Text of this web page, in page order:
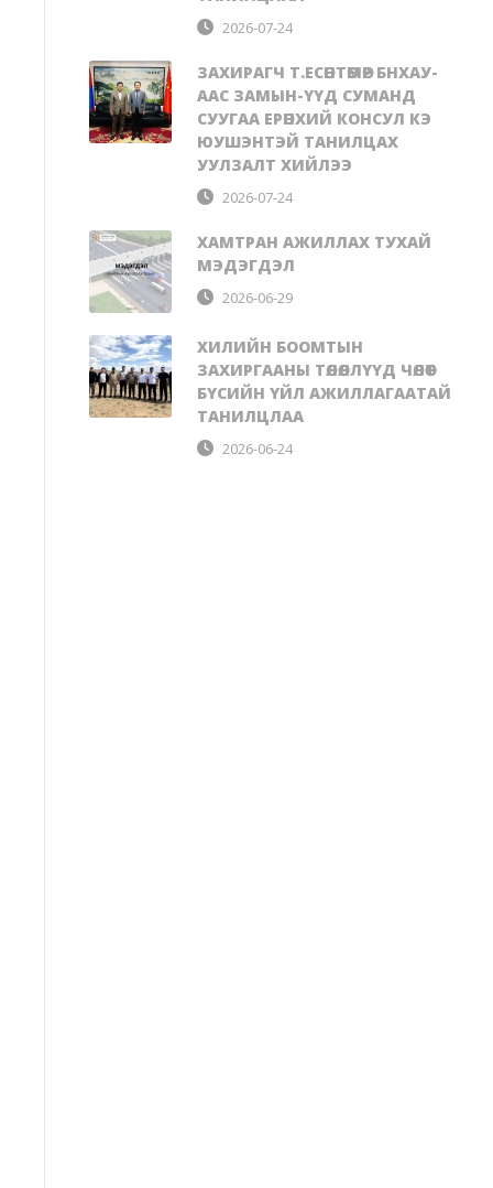
2026-07-24
ЗАХИРАГЧ Т.ЕСӨНТӨМӨР БНХАУ-
ААС ЗАМЫН-ҮҮД СУМАНД
СУУГАА ЕРӨНХИЙ КОНСУЛ КЭ
ЮУШЭНТЭЙ ТАНИЛЦАХ
УУЛЗАЛТ ХИЙЛЭЭ
2026-07-24
ХАМТРАН АЖИЛЛАХ ТУХАЙ
МЭДЭГДЭЛ
2026-06-29
ХИЛИЙН БООМТЫН
ЗАХИРГААНЫ ТӨЛӨӨЛЛҮҮД ЧӨЛӨӨТ
БҮСИЙН ҮЙЛ АЖИЛЛАГААТАЙ
ТАНИЛЦЛАА
2026-06-24